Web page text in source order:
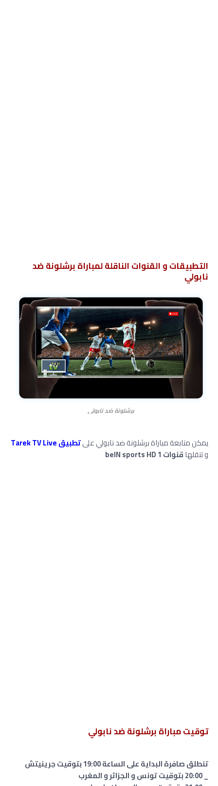
التطبيقات و القنوات الناقلة لمباراة برشلونة ضد
نابولي
برشلونة ضد نابولي
يمكن متابعة مباراة برشلونة ضد نابولي علىتطبيق Tarek TV Live
و تنقلهاقنوات beIN sports HD 1
توقيت مباراة برشلونة ضد نابولي
تنطلق صافرة البداية على الساعة 19:00 بتوقيت جرينيتش
_ 20:00 بتوقيت تونس و الجزائر و المغرب